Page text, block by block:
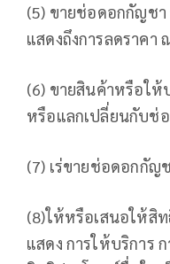
(5) ขายช่อดอกกัญช
แสดงถึงการลดราคา
(6) ขายสินค้าหรือให้
หรือแลกเปลี่ยนกับช่
(7) เร่ขายช่อดอกกัญ
(8)ให้หรือเสนอให้สิ
แสดง การให้บริการ